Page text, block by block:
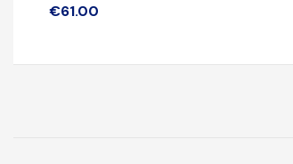
€61.00